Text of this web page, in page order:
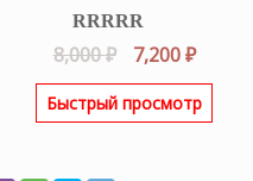
Оценка5.00
из 5
8,000₽
цена
составляла
7,200₽
цена:
7,200
Быстрый просмотр